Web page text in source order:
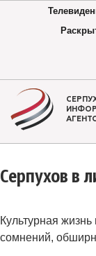
Серпухов в
Культурная жизнь
сомнений,